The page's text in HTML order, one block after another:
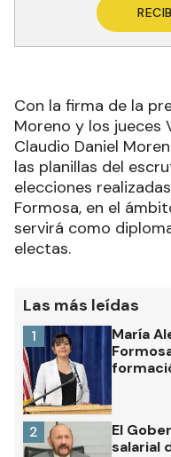
Con la firma de la
Moreno y los jueces
Claudio Daniel
las planillas del
elecciones
Formosa, en el
servirá como
electas.
Las más leídas
María
1
El
salarial
2